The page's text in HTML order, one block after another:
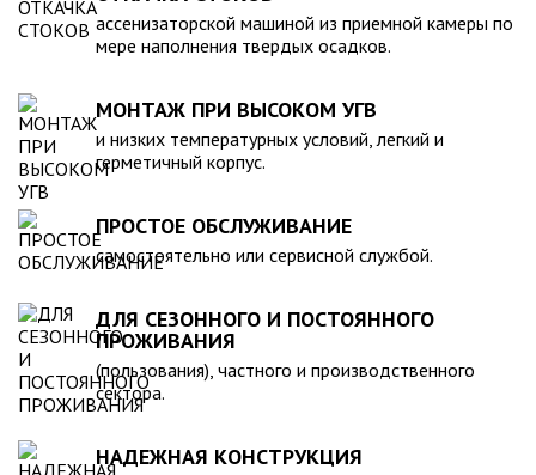
компанией, произведена в полном соответствии с
действующими стандартами и полностью безопасна в
экологическом отношении.
ассенизаторской машиной из приемной камеры по
мере наполнения твердых осадков.
МОНТАЖ ПРИ ВЫСОКОМ УГВ
и низких температурных условий, легкий и
герметичный корпус.
ПРОСТОЕ ОБСЛУЖИВАНИЕ
самостоятельно или сервисной службой.
ДЛЯ СЕЗОННОГО И ПОСТОЯННОГО
ПРОЖИВАНИЯ
(пользования), частного и производственного
сектора.
НАДЕЖНАЯ КОНСТРУКЦИЯ